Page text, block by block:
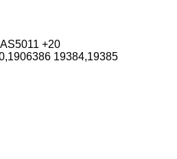
+20
19384,19385